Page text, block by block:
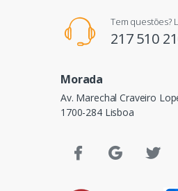
Tem questões?
217 510
Morada
Av. Marechal Craveiro
1700-284 Lisboa